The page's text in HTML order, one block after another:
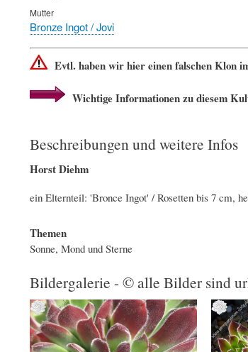
Mutter
Bronze Ingot / Jovi
Evtl. haben wir hier einen falschen Klon
Wichtige Informationen zu diesem
Beschreibungen und weitere Infos
Horst Diehm
ein Elternteil: 'Bronce Ingot' / Rosetten bis 7 cm,
Themen
Sonne, Mond und Sterne
Bildergalerie - © alle Bilder sind